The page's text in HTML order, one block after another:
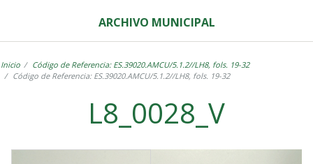
ARCHIVO MUNICIPAL
Inicio
Código de Referencia: ES.39020.AMCU/5.1.2//LH8, fols. 19-32
Código de Referencia: ES.39020.AMCU/5.1.2//LH8, fols. 19-32
L8_0028_V